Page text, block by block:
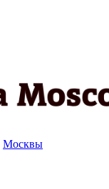
Москвы